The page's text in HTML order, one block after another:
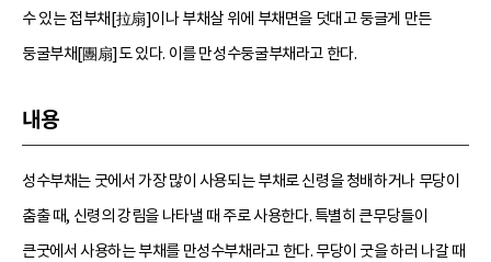
수 있는 접부채[拉扇]이나 부채살 위에 부채면을 덧대고 둥글게 만든
둥굴부채[團扇]도 있다. 이를 만성수둥굴부채라고 한다.
내용
성수부채는 굿에서 가장 많이 사용되는 부채로 신령을 청배하거나 무당이
춤출 때, 신령의 강림을 나타낼 때 주로 사용한다. 특별히 큰무당들이
큰굿에서 사용하는 부채를 만성수부채라고 한다. 무당이 굿을 하러 나갈 때